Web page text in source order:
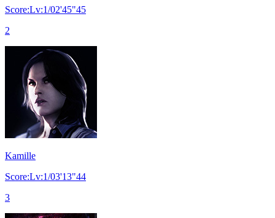
Score:Lv:1/02'45"45
2
Kamille
Score:Lv:1/03'13"44
3